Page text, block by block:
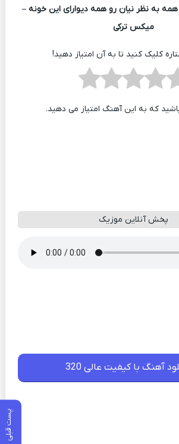
پست قبلی
به نظر نیان رو همه دیوارای این خونه –
میکس ترکی
کلیک کنید تا به آن امتیاز دهید!
که به این آهنگ امتیاز می دهید.
پخش آنلاین موزیک
آهنگ با کیفیت عالی 320